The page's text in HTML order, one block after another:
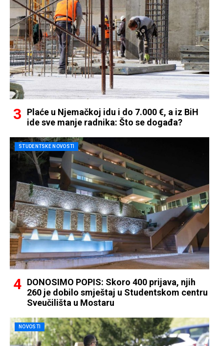
Plaće u Njemačkoj idu i do 7.000 €, a iz BiH
ide sve manje radnika: Što se događa?
STUDENTSKE NOVOSTI
DONOSIMO POPIS: Skoro 400 prijava, njih
260 je dobilo smještaj u Studentskom centru
Sveučilišta u Mostaru
NOVOSTI